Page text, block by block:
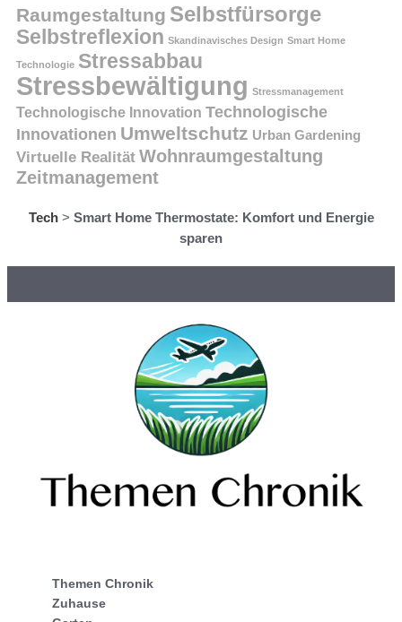
Raumgestaltung Selbstfürsorge
Selbstreflexion Skandinavisches Design Smart Home
Technologie Stressabbau
Stressbewältigung Stressmanagement
Technologische Innovation Technologische
Innovationen Umweltschutz Urban Gardening
Virtuelle Realität Wohnraumgestaltung
Zeitmanagement
Tech> Smart Home Thermostate: Komfort und Energie
sparen
Themen Chronik
Zuhause